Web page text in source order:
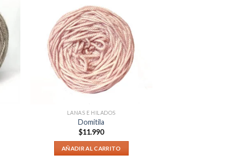
LANAS E HILADOS
Domitila
$11.990
AÑADIR AL CARRITO